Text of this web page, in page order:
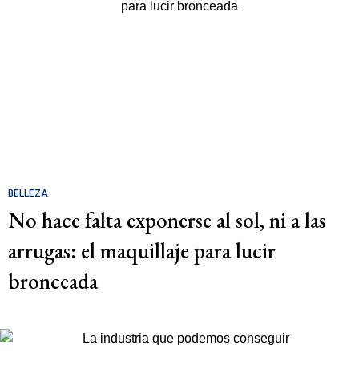
BELLEZA
No hace falta exponerse al sol, ni a las
arrugas: el maquillaje para lucir
bronceada